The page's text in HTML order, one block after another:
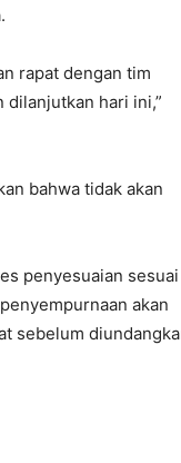
rapat dengan tim
dilanjutkan hari ini,”
bahwa tidak akan
penyesuaian sesuai
akan
sebelum